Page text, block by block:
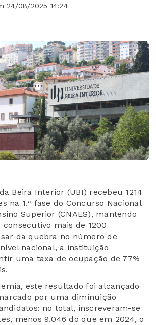
24/08/2025 14:24
Beira Interior (UBI) recebeu 1214
na 1.ª fase do Concurso Nacional
Superior (CNAES), mantendo
mais de 1200
da quebra no número de
nacional, a instituição
uma taxa de ocupação de 77%
este resultado foi alcançado
por uma diminuição
no total, inscreveram-se
menos 9.046 do que em 2024, o